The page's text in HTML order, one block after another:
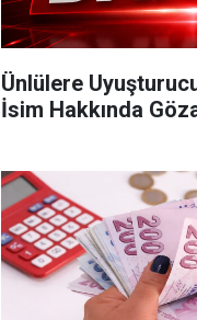
Ünlülere
İsim Hakkında